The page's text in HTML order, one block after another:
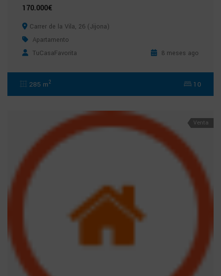
170.000€
Carrer de la Vila, 26 (Jijona)
Apartamento
TuCasaFavorita
8 meses ago
285 m2 10
Venta